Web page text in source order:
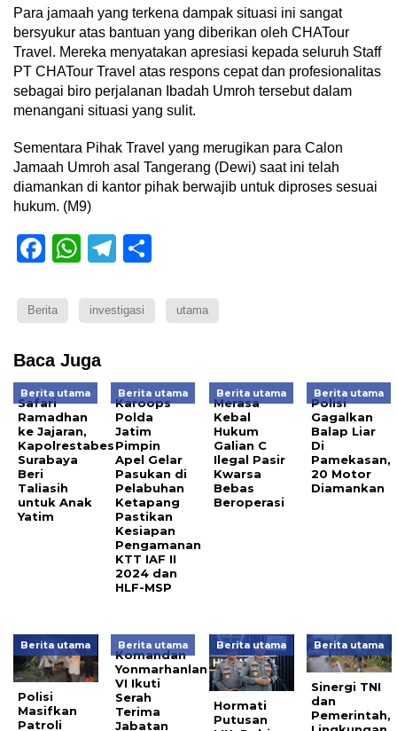
Para jamaah yang terkena dampak situasi ini sangat
bersyukur atas bantuan yang diberikan oleh CHATour
Travel. Mereka menyatakan apresiasi kepada seluruh Staff
PT CHATour Travel atas respons cepat dan profesionalitas
sebagai biro perjalanan Ibadah Umroh tersebut dalam
menangani situasi yang sulit.
Sementara Pihak Travel yang merugikan para Calon
Jamaah Umroh asal Tangerang (Dewi) saat ini telah
diamankan di kantor pihak berwajib untuk diproses sesuai
hukum. (M9)
Facebook
WhatsApp
Telegram
Berita investigasi utama
Baca Juga
Berita utama
Safari
Ramadhan
ke Jajaran,
Kapolrestabes
Surabaya
Beri
Taliasih
untuk Anak
Yatim
Berita utama
Karoops
Polda
Jatim
Pimpin
Apel Gelar
Pasukan di
Pelabuhan
Ketapang
Pastikan
Kesiapan
Pengamanan
KTT IAF II
2024 dan
HLF-MSP
Berita utama
Merasa
Kebal
Hukum
Galian C
Ilegal Pasir
Kwarsa
Bebas
Beroperasi
Berita utama
Polisi
Gagalkan
Balap Liar
Di
Pamekasan,
20 Motor
Diamankan
Berita utama
Polisi
Masifkan
Patroli
Berita utama
Komandan
Yonmarhanlan
VI Ikuti
Serah
Terima
Jabatan
Berita utama
Hormati
Putusan
Berita utama
Sinergi TNI
dan
Pemerintah,